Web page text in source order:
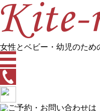
女性とベビー・幼児のため